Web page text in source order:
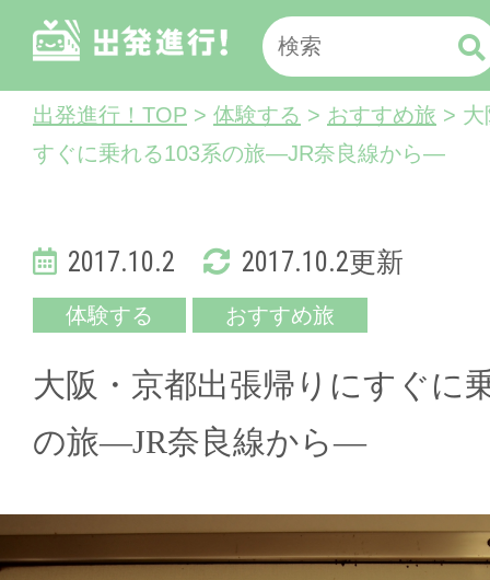
出発進行！TOP > 体験する > おすすめ旅 > 大
すぐに乗れる103系の旅―JR奈良線から―
2017.10.2 2017.10.2更新
体験する おすすめ旅
大阪・京都出張帰りにすぐに
の旅―JR奈良線から―